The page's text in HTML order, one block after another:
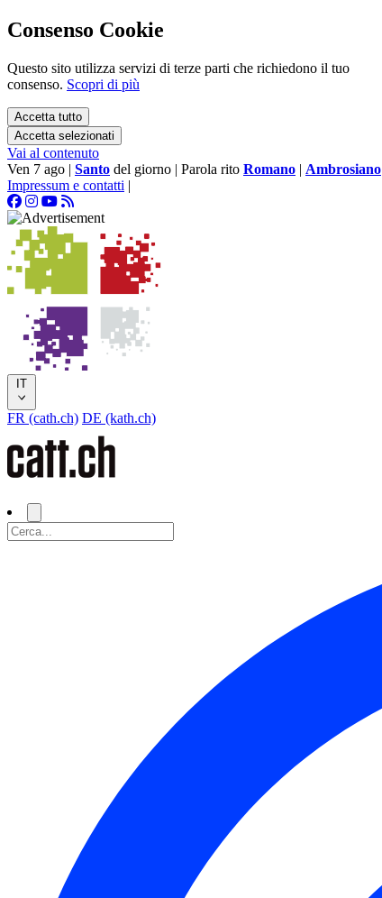
Consenso Cookie
Questo sito utilizza servizi di terze parti che richiedono il tuo
consenso. Scopri di più
Accetta tutto
Accetta selezionati
Vai al contenuto
Ven 7 ago | Santo del giorno | Parola rito Romano | Ambrosiano
Impressum e contatti |
IT
FR (cath.ch) DE (kath.ch)